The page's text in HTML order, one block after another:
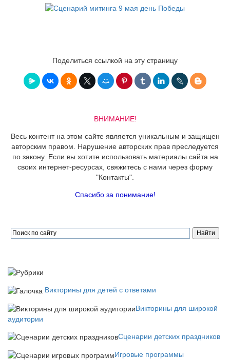
Поделиться ссылкой на эту страницу
ВНИМАНИЕ!
Весь контент на этом сайте является уникальным и защищен
авторским правом. Нарушение авторских прав преследуется
по закону. Если вы хотите использовать материалы сайта на
своих интернет-ресурсах, свяжитесь с нами через форму
"Контакты".
Спасибо за понимание!
Викторины для детей с ответами
Викторины для широкой
аудитории
Сценарии детских праздников
Игровые программы